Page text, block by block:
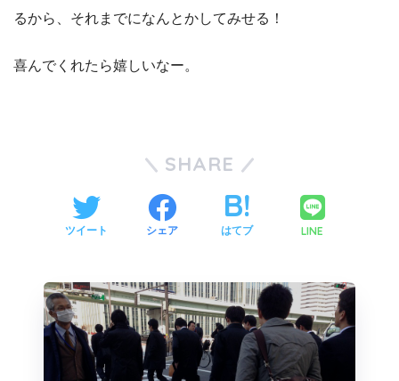
るから、それまでになんとかしてみせる！
喜んでくれたら嬉しいなー。
SHARE
ツイート シェア はてブ LINE